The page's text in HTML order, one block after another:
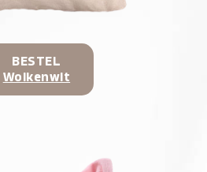
BESTEL
Wolkenwit